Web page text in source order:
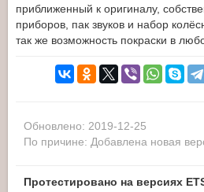
приближенный к оригиналу,
приборов, пак звуков и набор
так же возможность покраски в
Обновлено: 2019-12-25
По причине: Добавлена новая
Протестировано на версиях